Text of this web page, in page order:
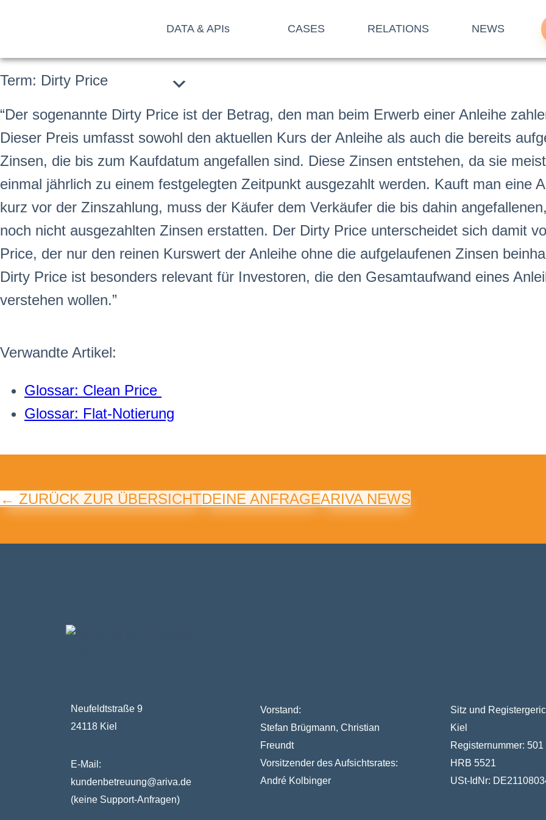
DATA & APIs CASES RELATIONS NEWS
Term: Dirty Price
“Der sogenannte Dirty Price ist der Betrag, den man beim Erwerb einer Anleihe
Dieser Preis umfasst sowohl den aktuellen Kurs der Anleihe als auch die bereits
Zinsen, die bis zum Kaufdatum angefallen sind. Diese Zinsen entstehen, da sie
einmal jährlich zu einem festgelegten Zeitpunkt ausgezahlt werden. Kauft man eine
kurz vor der Zinszahlung, muss der Käufer dem Verkäufer die bis dahin
noch nicht ausgezahlten Zinsen erstatten. Der Dirty Price unterscheidet sich damit
Price, der nur den reinen Kurswert der Anleihe ohne die aufgelaufenen Zinsen
Dirty Price ist besonders relevant für Investoren, die den Gesamtaufwand eines
verstehen wollen.”
Verwandte Artikel:
Glossar: Clean Price
Glossar: Flat-Notierung
← ZURÜCK ZUR ÜBERSICHTDEINE ANFRAGEARIVA NEWS
Neufeldtstraße 9
24118 Kiel
E-Mail:
kundenbetreuung@ariva.de
(keine Support-Anfragen)
Vorstand:
Stefan Brügmann, Christian
Freundt
Vorsitzender des Aufsichtsrates:
André Kolbinger
Sitz und
Kiel
Registernummer:501
HRB 5521
USt-IdNr: